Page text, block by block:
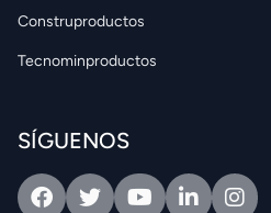
Construproductos
Tecnominproductos
SÍGUENOS
FacebookTwitterYoutubeLinkedinIntagram